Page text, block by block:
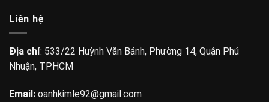
Liên hệ
Địa chỉ: 533/22 Huỳnh Văn Bánh, Phường 14, Quận Phú
Nhuận, TPHCM
Email: oanhkimle92@gmail.com